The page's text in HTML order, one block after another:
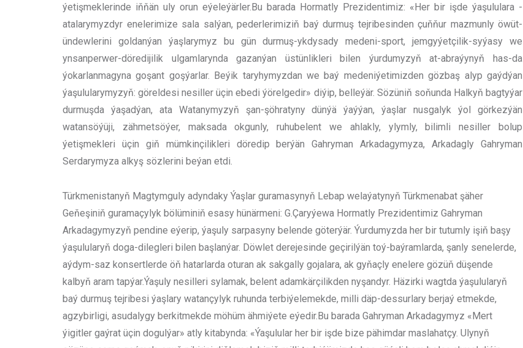
ýetişmeklerinde iňňän uly orun eýeleýärler.Bu barada Hormatly Prezidentimiz: «Her bir işde ýaşululara -
atalarymyzdyr enelerimize sala salýan, pederlerimiziň baý durmuş tejribesinden çuňňur mazmunly öwüt-
ündewlerini goldanýan ýaşlarymyz bu gün durmuş-ykdysady medeni-sport, jemgyýetçilik-syýasy we
ynsanperwer-döredijilik ulgamlarynda gazanýan üstünlikleri bilen ýurdumyzyň at-abraýynyň has-da
ýokarlanmagyna goşant goşýarlar. Beýik taryhymyzdan we baý medeniýetimizden gözbaş alyp gaýdýan
ýaşulularymyzyň: göreldesi nesiller üçin ebedi ýörelgedir» diýip, belleýär. Sözüniň soňunda Halkyň bagtyýar
durmuşda ýaşadýan, ata Watanymyzyň şan-şöhratyny dünýä ýaýýan, ýaşlar nusgalyk ýol görkezýän
watansöýüji, zähmetsöýer, maksada okgunly, ruhubelent we ahlakly, ylymly, bilimli nesiller bolup
ýetişmekleri üçin giň mümkinçilikleri döredip berýän Gahryman Arkadagymyza, Arkadagly Gahryman
Serdarymyza alkyş sözlerini beýan etdi.
Türkmenistanyň Magtymguly adyndaky Ýaşlar guramasynyň Lebap welaýatynyň Türkmenabat şäher
Geňeşiniň guramaçylyk bölüminiň esasy hünärmeni: G.Çaryýewa Hormatly Prezidentimiz Gahryman
Arkadagymyzyň pendine eýerip, ýaşuly sarpasyny belende göterýär. Ýurdumyzda her bir tutumly işiň başy
ýaşulularyň doga-dilegleri bilen başlanýar. Döwlet derejesinde geçirilýän toý-baýramlarda, şanly senelerde,
aýdym-saz konsertlerde öň hatarlarda oturan ak sakgally gojalara, ak gyňaçly enelere gözüň düşende
kalbyň aram tapýar.Ýaşuly nesilleri sylamak, belent adamkärçilikden nyşandyr. Häzirki wagtda ýaşulularyň
baý durmuş tejribesi ýaşlary watançylyk ruhunda terbiýelemekde, milli däp-dessurlary berjaý etmekde,
agzybirligi, asudalygy berkitmekde möhüm ähmiýete eýedir.Bu barada Gahryman Arkadagymyz «Mert
ýigitler gaýrat üçin dogulýar» atly kitabynda: «Ýaşulular her bir işde bize pähimdar maslahatçy. Ulynyň